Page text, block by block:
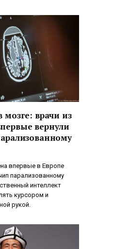
мозге: врачи из
вернули
впервые в Европе
парализованному
интеллект
курсором и
рукой.